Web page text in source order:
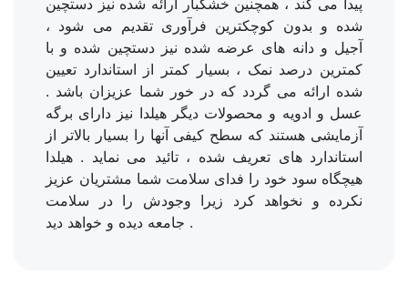
شده و بدون کوچکترین فرآوری تقدیم می شود ،
آجیل و دانه های عرضه شده نیز دستچین شده و با
کمترین درصد نمک ، بسیار کمتر از استاندارد تعیین
شده ارائه می گردد که در خور شما عزیزان باشد .
عسل و ادویه و محصولات دیگر هیلدا نیز دارای برگه
آزمایشی هستند که سطح کیفی آنها را بسیار بالاتر از
استاندارد های تعریف شده ، تائید می نماید . هیلدا
هیچگاه سود خود را فدای سلامت شما مشتریان عزیز
نکرده و نخواهد کرد زیرا وجودش را در سلامت
جامعه دیده و خواهد دید .